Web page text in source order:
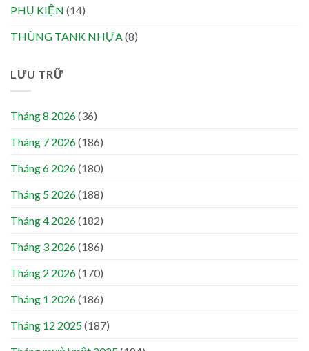
PHỤ KIỆN (14)
THÙNG TANK NHỰA(8)
LƯU TRỮ
Tháng 8 2026(36)
Tháng 7 2026(186)
Tháng 6 2026(180)
Tháng 5 2026(188)
Tháng 4 2026(182)
Tháng 3 2026(186)
Tháng 2 2026(170)
Tháng 1 2026(186)
Tháng 12 2025(187)